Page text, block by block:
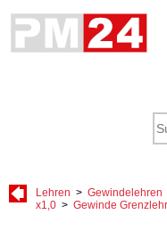
Lehren > Gewindelehren
x1,0 > Gewinde